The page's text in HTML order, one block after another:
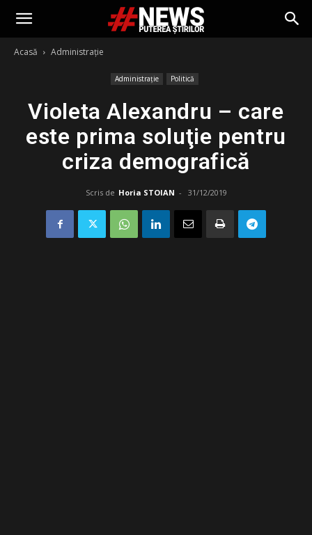
Acasă Administrație
Administrație Politică
Violeta Alexandru – care
este prima soluţie pentru
criza demografică
Scris de Horia STOIAN - 31/12/2019